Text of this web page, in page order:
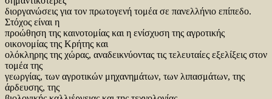
διοργανώσεις για τον πρωτογενή τομέα σε πανελλήνιο επίπεδο.
Στόχος είναι η
προώθηση της καινοτομίας και η ενίσχυση της αγροτικής
οικονομίας της Κρήτης και
ολόκληρης της χώρας, αναδεικνύοντας τις τελευταίες εξελίξεις στον
τομέα της
γεωργίας, των αγροτικών μηχανημάτων, των λιπασμάτων, της
άρδευσης, της